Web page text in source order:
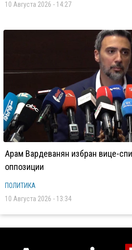
10 Августа 2026 - 14:27
Арам Вардеванян избран вице-
оппозиции
ПОЛИТИКА
10 Августа 2026 - 13:34